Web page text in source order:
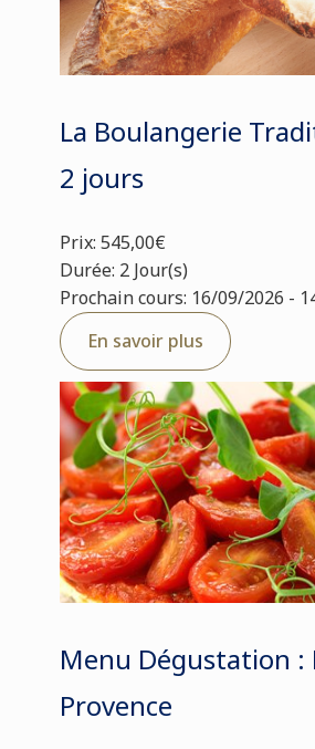
La Boulangerie
2 jours
Prix: 545,00€
Durée: 2 Jour(s)
Prochain cours: 16/09/2026 -
En savoir plus
Menu Dégustation :
Provence